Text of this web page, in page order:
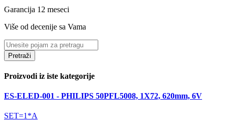
Garancija 12 meseci
Više od decenije sa Vama
Pretraži
Proizvodi iz iste kategorije
ES-ELED-001 - PHILIPS 50PFL5008, 1X72, 620mm, 6V
SET=1*A